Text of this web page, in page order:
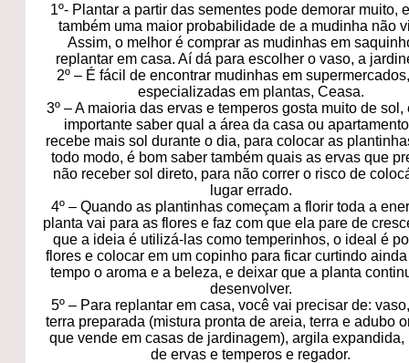
1º- Plantar a partir das sementes pode demorar muito,
também uma maior probabilidade de a mudinha não
Assim, o melhor é comprar as mudinhas em
replantar em casa. Aí dá para escolher o vaso, a
2º – É fácil de encontrar mudinhas em
especializadas em plantas, Ceasa.
3º – A maioria das ervas e temperos gosta muito de sol,
importante saber qual a área da casa ou
recebe mais sol durante o dia, para colocar as
todo modo, é bom saber também quais as ervas que
não receber sol direto, para não correr o risco de
lugar errado.
4º – Quando as plantinhas começam a florir toda a
planta vai para as flores e faz com que ela pare de
que a ideia é utilizá-las como temperinhos, o ideal é
flores e colocar em um copinho para ficar curtindo
tempo o aroma e a beleza, e deixar que a planta
desenvolver.
5º – Para replantar em casa, você vai precisar de:
terra preparada (mistura pronta de areia, terra e adubo
que vende em casas de jardinagem), argila expandida,
de ervas e temperos e regador.